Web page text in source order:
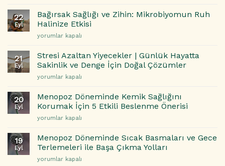
Hata
ve
Önerileri
Karaciğer
Detoksuna
Etkileri
için
22
Eyl
Bağırsak Sağlığı ve Zihin: Mikrobiyomun Ruh
Halinize Etkisi
Bağırsak
ve
Zihin:
Mikrobiyomun
Ruh
Etkisi
için
yorumlar kapalı
21
Eyl
Stresi Azaltan Yiyecekler | Günlük Hayatta
Sakinlik ve Denge İçin Doğal Çözümler
Stresi
Yiyecekler
Günlük
Hayatta
ve
Denge
Doğal
yorumlar kapalı
20
Eyl
Menopoz Döneminde Kemik Sağlığını
Korumak İçin 5 Etkili Beslenme Önerisi
Menopoz
Kemik
Sağlığını
Korumak
İçin
yorumlar kapalı
19
Eyl
Menopoz Döneminde Sıcak Basmaları ve Gece
Terlemeleri ile Başa Çıkma Yolları
Menopoz
yorumlar kapalı